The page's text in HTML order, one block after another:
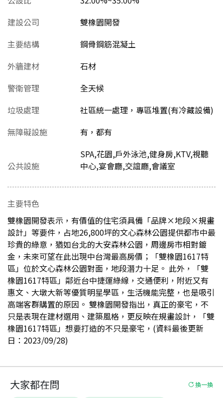
建設公司
雙橡園開發
主要結構
鋼骨鋼筋混凝土
外牆建材
石材
警衛管理
全天候
垃圾處理
社區統一處理，專區堆置(有冷藏設備)
無障礙設施
有，都有
公共設施
SPA,花園,戶外泳池,健身房,KTV,視聽
中心,宴會廳,交誼廳,會議室
主要特色
雙橡園開發表示，有價值的住宅須具備「品牌×地段×規畫
設計」等要件，占地26,800坪的文心森林公園提供都市中最
珍貴的綠意，猶如台北的大安森林公園，周邊房市相對鍍
金，未來可望在此出現中台灣最高房價；「雙橡園1617特
區」位於文心森林公園對面，地段潛力十足。 此外，「雙
橡園1617特區」鄰近台中捷運綠線，交通便利，附近又有
惠文、大墩大新等優質明星學區，生活機能完整，也是吸引
高端客群購置的原因。 雙橡園開發指出，真正的豪宅，不
只是表現在建材選用、建築風格，更反映在規畫設計，「雙
橡園1617特區」想要打造的不只是豪宅，(資料最後更新
日：2023/09/28)
大家都在問 換一換